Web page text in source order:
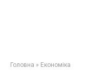
Головна » Економіка